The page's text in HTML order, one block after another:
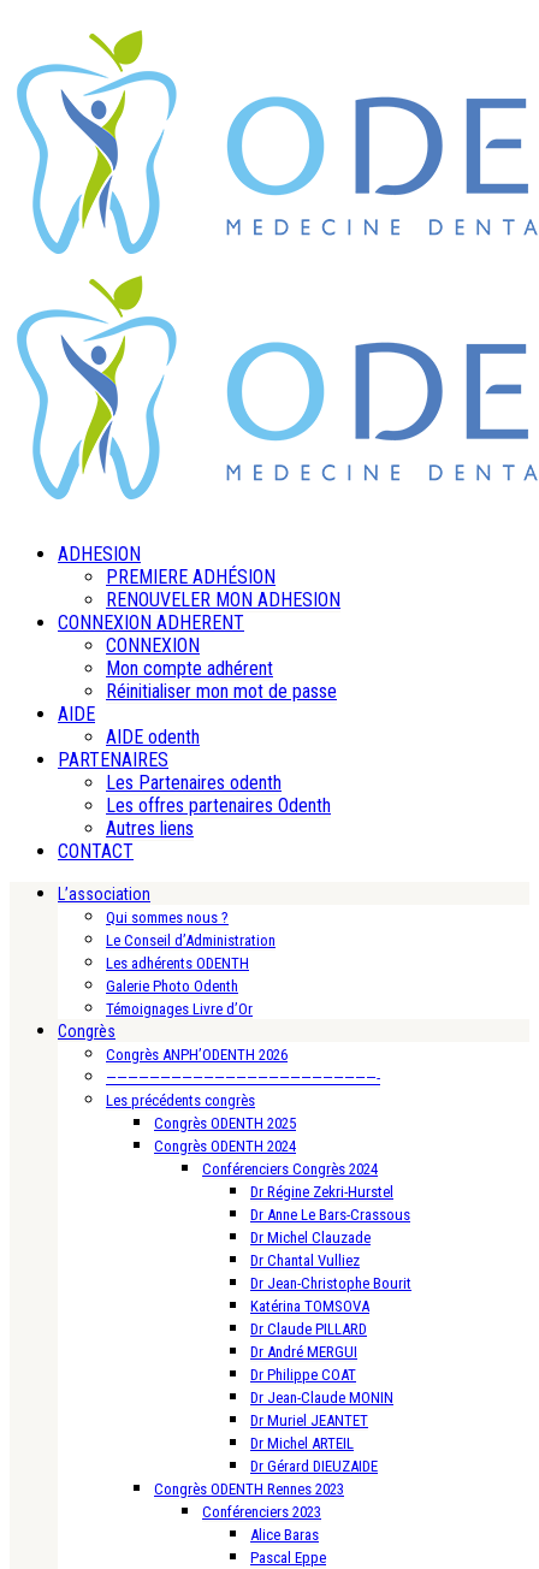
ADHESION
PREMIERE ADHÉSION
RENOUVELER MON ADHESION
CONNEXION ADHERENT
CONNEXION
Mon compte adhérent
Réinitialiser mon mot de passe
AIDE
AIDE odenth
PARTENAIRES
Les Partenaires odenth
Les offres partenaires Odenth
Autres liens
CONTACT
L’association
Qui sommes nous ?
Le Conseil d’Administration
Les adhérents ODENTH
Galerie Photo Odenth
Témoignages Livre d’Or
Congrès
Congrès ANPH’ODENTH 2026
—————————————————————————-
Les précédents congrès
Congrès ODENTH 2025
Congrès ODENTH 2024
Conférenciers Congrès 2024
Dr Régine Zekri-Hurstel
Dr Anne Le Bars-Crassous
Dr Michel Clauzade
Dr Chantal Vulliez
Dr Jean-Christophe Bourit
Katérina TOMSOVA
Dr Claude PILLARD
Dr André MERGUI
Dr Philippe COAT
Dr Jean-Claude MONIN
Dr Muriel JEANTET
Dr Michel ARTEIL
Dr Gérard DIEUZAIDE
Congrès ODENTH Rennes 2023
Conférenciers 2023
Alice Baras
Pascal Eppe